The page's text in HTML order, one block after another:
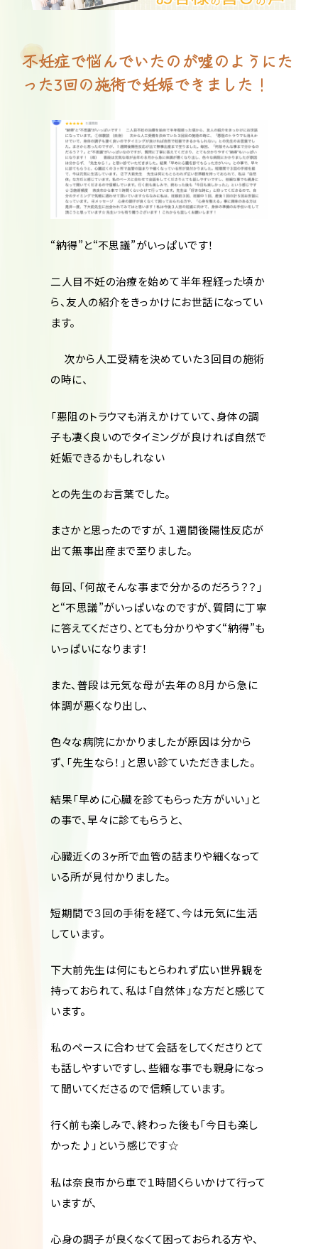
不妊症で悩んでいたのが嘘のようにた
った3回の施術で妊娠できました！
“納得”と“不思議”がいっぱいです！
二人目不妊の治療を始めて半年程経った頃か
ら、友人の紹介をきっかけにお世話になってい
ます。
次から人工受精を決めていた３回目の施術
の時に、
「悪阻のトラウマも消えかけていて、身体の調
子も凄く良いのでタイミングが良ければ自然で
妊娠できるかもしれない
との先生のお言葉でした。
まさかと思ったのですが、１週間後陽性反応が
出て無事出産まで至りました。
毎回、「何故そんな事まで分かるのだろう？？」
と“不思議”がいっぱいなのですが、質問に丁寧
に答えてくださり、とても分かりやすく“納得”も
いっぱいになります！
また、普段は元気な母が去年の８月から急に
体調が悪くなり出し、
色々な病院にかかりましたが原因は分から
ず、「先生なら！」と思い診ていただきました。
結果「早めに心臓を診てもらった方がいい」と
の事で、早々に診てもらうと、
心臓近くの３ヶ所で血管の詰まりや細くなって
いる所が見付かりました。
短期間で３回の手術を経て、今は元気に生活
しています。
下大前先生は何にもとらわれず広い世界観を
持っておられて、私は「自然体」な方だと感じて
います。
私のペースに合わせて会話をしてくださりとて
も話しやすいですし、些細な事でも親身になっ
て聞いてくださるので信頼しています。
行く前も楽しみで、終わった後も「今日も楽し
かった♪」という感じです☆
私は奈良市から車で１時間くらいかけて行って
いますが、
心身の調子が良くなくて困っておられる方や、